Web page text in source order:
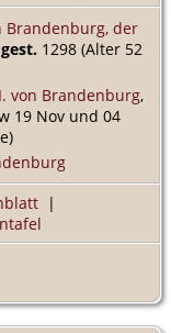
Brandenburg, der
gest. 1298 (Alter 52
von Brandenburg,
19 Nov und 04
|